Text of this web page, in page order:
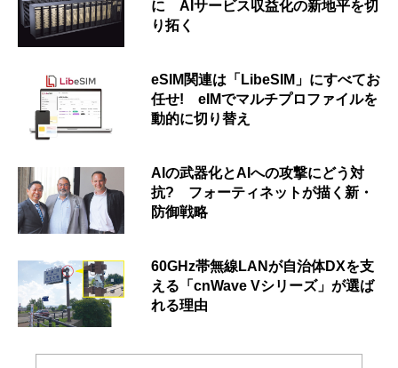
に AIサービス収益化の新地平を切
り拓く
eSIM関連は「LibeSIM」にすべてお
任せ! eIMでマルチプロファイルを
動的に切り替え
AIの武器化とAIへの攻撃にどう対
抗? フォーティネットが描く新・
防御戦略
60GHz帯無線LANが自治体DXを支
える「cnWave Vシリーズ」が選ば
れる理由